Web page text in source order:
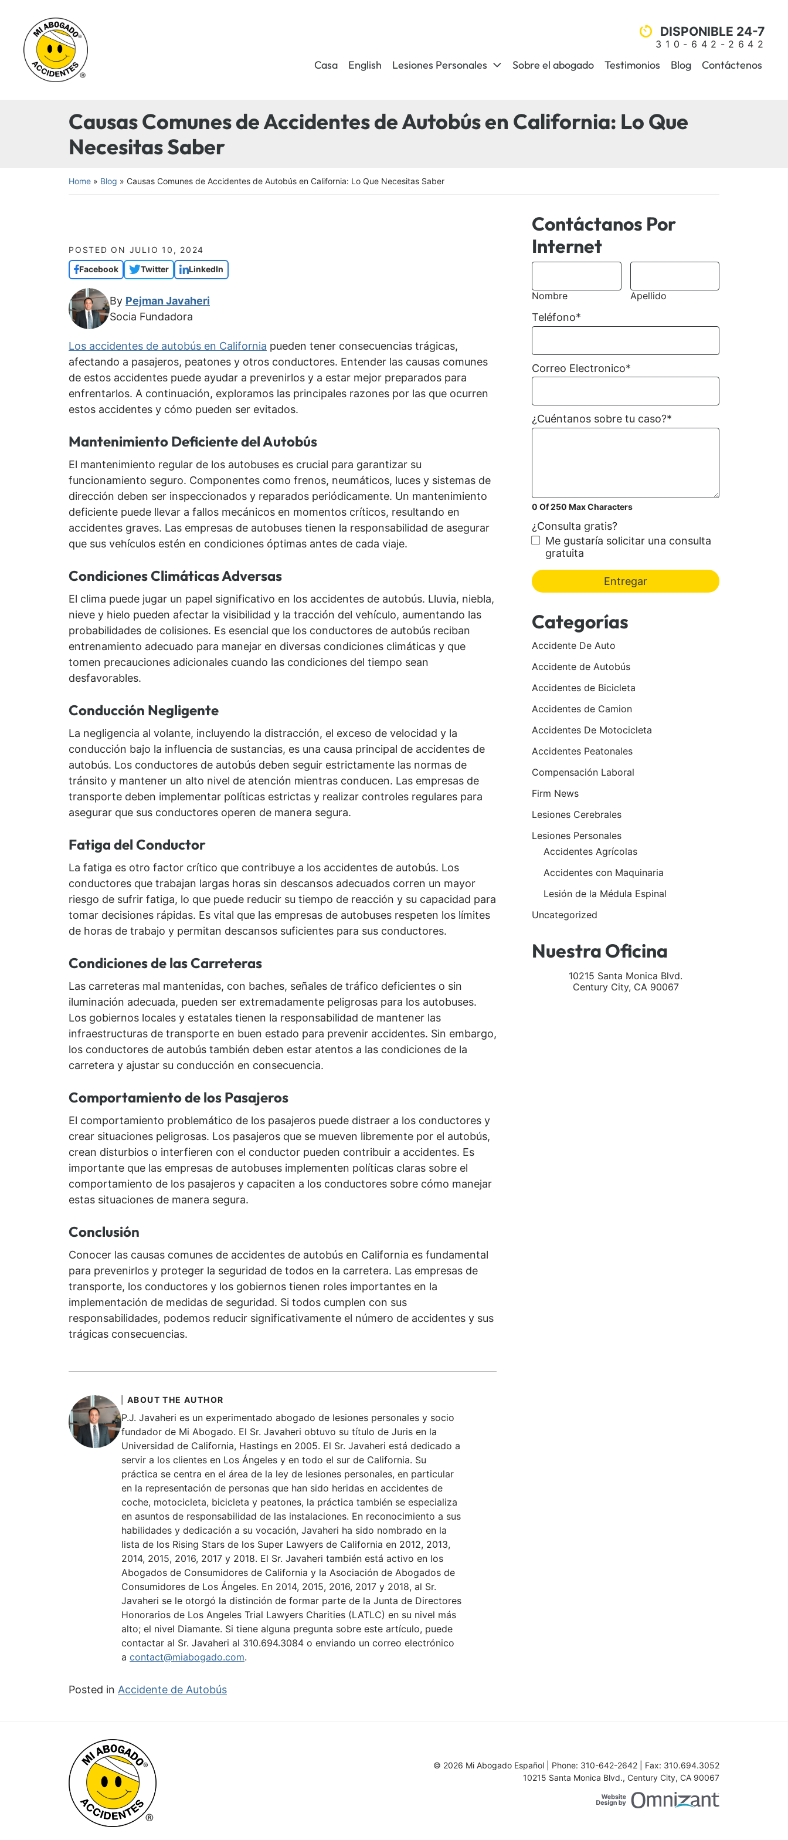
content
Return home
DISPONIBLE 24-7
310-642-2642
Casa English Lesiones Personales Sobre el abogado Testimonios Blog Contáctenos
Causas Comunes de Accidentes de Autobús en California: Lo Que
Necesitas Saber
Home » Blog » Causas Comunes de Accidentes de Autobús en California: Lo Que Necesitas Saber
POSTED ON JULIO 10, 2024
Facebook
Twitter LinkedIn
By Pejman Javaheri
Socia Fundadora
Los accidentes de autobús en California pueden tener consecuencias trágicas,
afectando a pasajeros, peatones y otros conductores. Entender las causas comunes
de estos accidentes puede ayudar a prevenirlos y a estar mejor preparados para
enfrentarlos. A continuación, exploramos las principales razones por las que ocurren
estos accidentes y cómo pueden ser evitados.
Mantenimiento Deficiente del Autobús
El mantenimiento regular de los autobuses es crucial para garantizar su
funcionamiento seguro. Componentes como frenos, neumáticos, luces y sistemas de
dirección deben ser inspeccionados y reparados periódicamente. Un mantenimiento
deficiente puede llevar a fallos mecánicos en momentos críticos, resultando en
accidentes graves. Las empresas de autobuses tienen la responsabilidad de asegurar
que sus vehículos estén en condiciones óptimas antes de cada viaje.
Condiciones Climáticas Adversas
El clima puede jugar un papel significativo en los accidentes de autobús. Lluvia, niebla,
nieve y hielo pueden afectar la visibilidad y la tracción del vehículo, aumentando las
probabilidades de colisiones. Es esencial que los conductores de autobús reciban
entrenamiento adecuado para manejar en diversas condiciones climáticas y que
tomen precauciones adicionales cuando las condiciones del tiempo sean
desfavorables.
Conducción Negligente
La negligencia al volante, incluyendo la distracción, el exceso de velocidad y la
conducción bajo la influencia de sustancias, es una causa principal de accidentes de
autobús. Los conductores de autobús deben seguir estrictamente las normas de
tránsito y mantener un alto nivel de atención mientras conducen. Las empresas de
transporte deben implementar políticas estrictas y realizar controles regulares para
asegurar que sus conductores operen de manera segura.
Fatiga del Conductor
La fatiga es otro factor crítico que contribuye a los accidentes de autobús. Los
conductores que trabajan largas horas sin descansos adecuados corren un mayor
riesgo de sufrir fatiga, lo que puede reducir su tiempo de reacción y su capacidad para
tomar decisiones rápidas. Es vital que las empresas de autobuses respeten los límites
de horas de trabajo y permitan descansos suficientes para sus conductores.
Condiciones de las Carreteras
Las carreteras mal mantenidas, con baches, señales de tráfico deficientes o sin
iluminación adecuada, pueden ser extremadamente peligrosas para los autobuses.
Los gobiernos locales y estatales tienen la responsabilidad de mantener las
infraestructuras de transporte en buen estado para prevenir accidentes. Sin embargo,
los conductores de autobús también deben estar atentos a las condiciones de la
carretera y ajustar su conducción en consecuencia.
Comportamiento de los Pasajeros
El comportamiento problemático de los pasajeros puede distraer a los conductores y
crear situaciones peligrosas. Los pasajeros que se mueven libremente por el autobús,
crean disturbios o interfieren con el conductor pueden contribuir a accidentes. Es
importante que las empresas de autobuses implementen políticas claras sobre el
comportamiento de los pasajeros y capaciten a los conductores sobre cómo manejar
estas situaciones de manera segura.
Conclusión
Conocer las causas comunes de accidentes de autobús en California es fundamental
para prevenirlos y proteger la seguridad de todos en la carretera. Las empresas de
transporte, los conductores y los gobiernos tienen roles importantes en la
implementación de medidas de seguridad. Si todos cumplen con sus
responsabilidades, podemos reducir significativamente el número de accidentes y sus
trágicas consecuencias.
ABOUT THE AUTHOR
P.J. Javaheri es un experimentado abogado de lesiones personales y socio
fundador de Mi Abogado. El Sr. Javaheri obtuvo su título de Juris en la
Universidad de California, Hastings en 2005. El Sr. Javaheri está dedicado a
servir a los clientes en Los Ángeles y en todo el sur de California. Su
práctica se centra en el área de la ley de lesiones personales, en particular
en la representación de personas que han sido heridas en accidentes de
coche, motocicleta, bicicleta y peatones, la práctica también se especializa
en asuntos de responsabilidad de las instalaciones. En reconocimiento a sus
habilidades y dedicación a su vocación, Javaheri ha sido nombrado en la
lista de los Rising Stars de los Super Lawyers de California en 2012, 2013,
2014, 2015, 2016, 2017 y 2018. El Sr. Javaheri también está activo en los
Abogados de Consumidores de California y la Asociación de Abogados de
Consumidores de Los Ángeles. En 2014, 2015, 2016, 2017 y 2018, al Sr.
Javaheri se le otorgó la distinción de formar parte de la Junta de Directores
Honorarios de Los Angeles Trial Lawyers Charities (LATLC) en su nivel más
alto; el nivel Diamante. Si tiene alguna pregunta sobre este artículo, puede
contactar al Sr. Javaheri al 310.694.3084 o enviando un correo electrónico
a contact@miabogado.com.
Posted in Accidente de Autobús
Contáctanos Por
Internet
*
Nombre Apellido
Teléfono*
Correo Electronico*
¿Cuéntanos sobre tu caso?*
0 Of 250 Max Characters
¿Consulta gratis?
Me gustaría solicitar una consulta
gratuita
Entregar
Categorías
Accidente De Auto
Accidente de Autobús
Accidentes de Bicicleta
Accidentes de Camion
Accidentes De Motocicleta
Accidentes Peatonales
Compensación Laboral
Firm News
Lesiones Cerebrales
Lesiones Personales
Accidentes Agrícolas
Accidentes con Maquinaria
Lesión de la Médula Espinal
Uncategorized
Nuestra Oficina
10215 Santa Monica Blvd.
Century City, CA 90067
© 2026 Mi Abogado Español | Phone: 310-642-2642 | Fax: 310.694.3052
10215 Santa Monica Blvd., Century City, CA 90067
Website Design